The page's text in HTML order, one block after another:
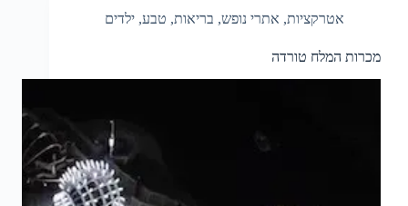
אטרקציות, אתרי נופש, בריאות, טבע, ילדים
מכרות המלח טורדה